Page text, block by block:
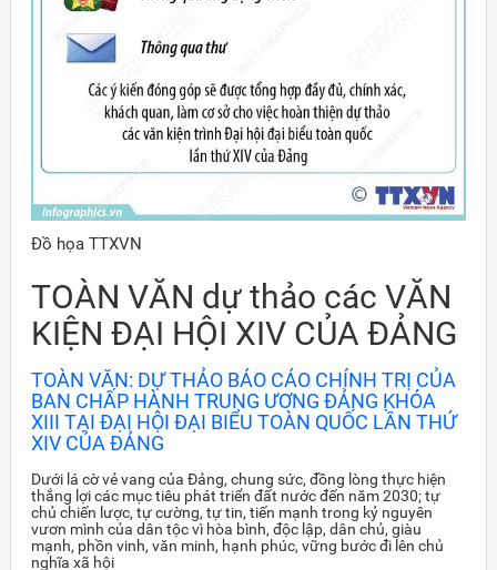
Đồ họa TTXVN
TOÀN VĂN dự thảo các VĂN
KIỆN ĐẠI HỘI XIV CỦA ĐẢNG
TOÀN VĂN: DỰ THẢO BÁO CÁO CHÍNH TRỊ CỦA
BAN CHẤP HÀNH TRUNG ƯƠNG ĐẢNG KHÓA
XIII TẠI ĐẠI HỘI ĐẠI BIỂU TOÀN QUỐC LẦN THỨ
XIV CỦA ĐẢNG
Dưới lá cờ vẻ vang của Đảng, chung sức, đồng lòng thực hiện
thắng lợi các mục tiêu phát triển đất nước đến năm 2030; tự
chủ chiến lược, tự cường, tự tin, tiến mạnh trong kỷ nguyên
vươn mình của dân tộc vì hòa bình, độc lập, dân chủ, giàu
mạnh, phồn vinh, văn minh, hạnh phúc, vững bước đi lên chủ
nghĩa xã hội